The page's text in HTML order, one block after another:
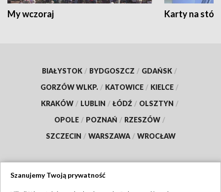
My wczoraj Karty na
BIAŁYSTOK / BYDGOSZCZ / GDAŃSK /
GORZÓW WLKP. / KATOWICE / KIELCE /
KRAKÓW / LUBLIN / ŁÓDŹ / OLSZTYN /
OPOLE / POZNAŃ / RZESZÓW /
SZCZECIN / WARSZAWA / WROCŁAW
Szanujemy Twoją prywatność